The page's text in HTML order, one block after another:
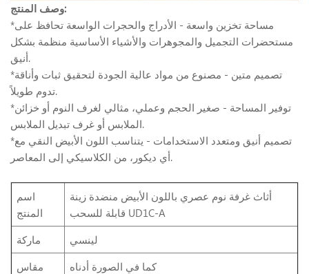
وصف المنتج:
*مساحة تخزين واسعة - الأدراج والحجرات الواسعة تحافظ على
مستحضرات التجميل والمجوهرات والأشياء الأساسية منظمة بشكل
أنيق.
*تصميم متين - مصنوع من مواد عالية الجودة لتحقيق ثبات وأناقة
تدوم طويلاً.
*توفير المساحة - صغير الحجم وعملي، مثالي لغرف النوم أو خزائن
الملابس أو غرف تبديل الملابس.
*تصميم أنيق ومتعدد الاستخدامات - يتناسب اللون الأبيض النقي مع
أي ديكور، من الكلاسيكي إلى المعاصر.
اسم
المنتج
أثاث غرفة نوم عصري باللون الأبيض منضدة زينة
قابلة للسحب UD1C-A
ماركة
لينسي
مقاس
كما في الصورة أدناه